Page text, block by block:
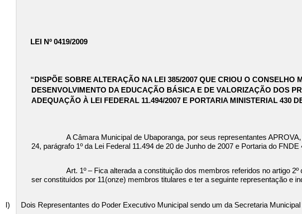
LEI Nº 0419/2009
“DISPÕE SOBRE ALTERAÇÃO NA LEI 385/2007 QUE CRIOU O
DESENVOLVIMENTO DA EDUCAÇÃO BÁSICA E DE VALORIZAÇÃO DOS
ADEQUAÇÃO À LEI FEDERAL 11.494/2007 E PORTARIA MINISTERIAL 430
A Câmara Municipal de Ubaporanga, por seus representantes
24, parágrafo 1º da Lei Federal 11.494 de 20 de Junho de 2007 e Portaria do
Art. 1º – Fica alterada a constituição dos membros referidos no artigo
ser constituídos por 11(onze) membros titulares e ter a seguinte representação e
I)
Dois Representantes do Poder Executivo Municipal sendo um da Secretaria